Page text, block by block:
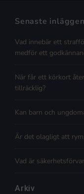
Senaste inläggen
Vad innebär ett
medför ett
När får ett körkort
tillräcklig?
Kan barn och
Är det olagligt att
Vad är
Arkiv